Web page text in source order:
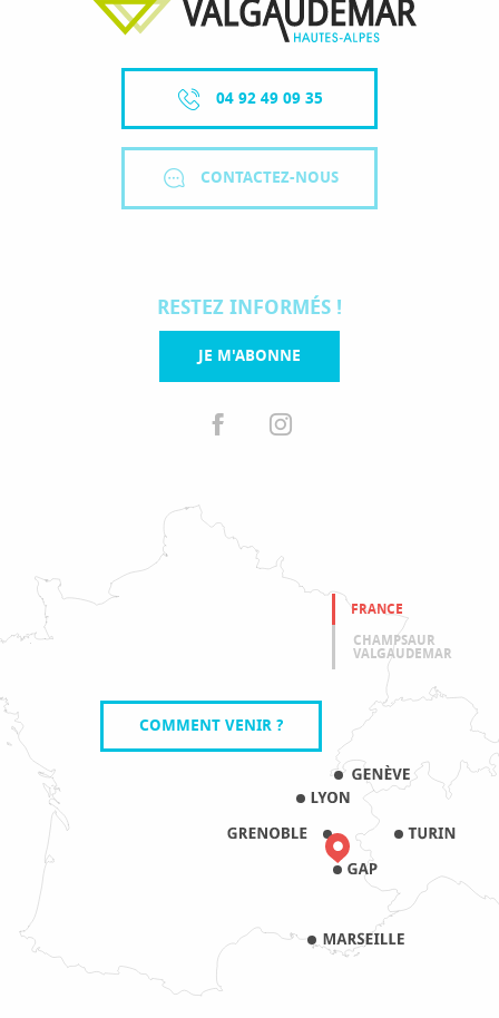
04 92 49 09 35
CONTACTEZ-NOUS
RESTEZ INFORMÉS !
JE M'ABONNE
FRANCE
CHAMPSAUR
VALGAUDEMAR
COMMENT VENIR ?